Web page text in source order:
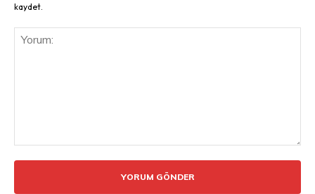
kaydet.